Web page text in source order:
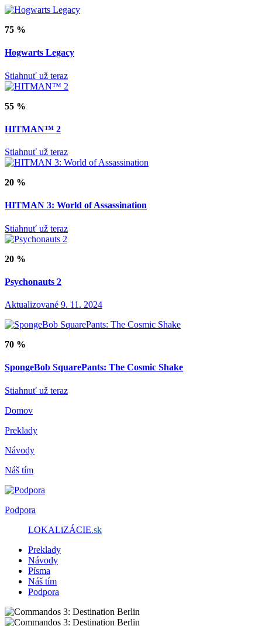
75 %
Hogwarts Legacy
Stiahnuť už teraz
55 %
HITMAN™ 2
Stiahnuť už teraz
20 %
HITMAN 3: World of Assassination
Stiahnuť už teraz
20 %
Psychonauts 2
Aktualizované 9. 11. 2024
70 %
SpongeBob SquarePants: The Cosmic Shake
Stiahnuť už teraz
Domov
Preklady
Návody
Náš tím
Podpora
LOKALiZÁCIE.sk
Preklady
Návody
Písma
Náš tím
Podpora